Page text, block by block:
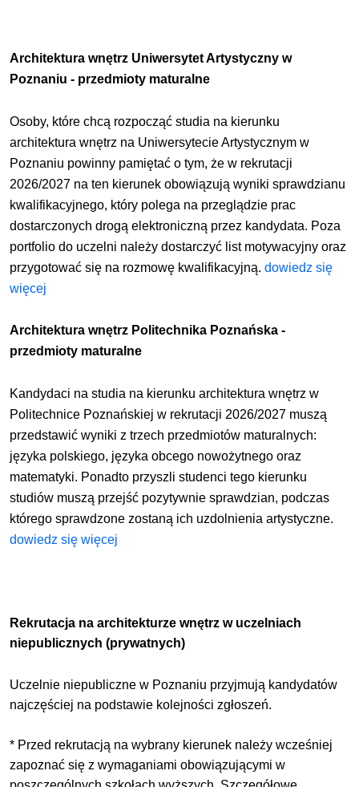
Architektura wnętrz Uniwersytet Artystyczny w
Poznaniu - przedmioty maturalne
Osoby, które chcą rozpocząć studia na kierunku
architektura wnętrz na Uniwersytecie Artystycznym w
Poznaniu powinny pamiętać o tym, że w rekrutacji
2026/2027 na ten kierunek obowiązują wyniki sprawdzianu
kwalifikacyjnego, który polega na przeglądzie prac
dostarczonych drogą elektroniczną przez kandydata. Poza
portfolio do uczelni należy dostarczyć list motywacyjny oraz
przygotować się na rozmowę kwalifikacyjną.dowiedz się
więcej
Architektura wnętrz Politechnika Poznańska -
przedmioty maturalne
Kandydaci na studia na kierunku architektura wnętrz w
Politechnice Poznańskiej w rekrutacji 2026/2027 muszą
przedstawić wyniki z trzech przedmiotów maturalnych:
języka polskiego, języka obcego nowożytnego oraz
matematyki. Ponadto przyszli studenci tego kierunku
studiów muszą przejść pozytywnie sprawdzian, podczas
którego sprawdzone zostaną ich uzdolnienia artystyczne.
dowiedz się więcej
Rekrutacja na architekturze wnętrz w uczelniach
niepublicznych (prywatnych)
Uczelnie niepubliczne w Poznaniu przyjmują kandydatów
najczęściej na podstawie kolejności zgłoszeń.
* Przed rekrutacją na wybrany kierunek należy wcześniej
zapoznać się z wymaganiami obowiązującymi w